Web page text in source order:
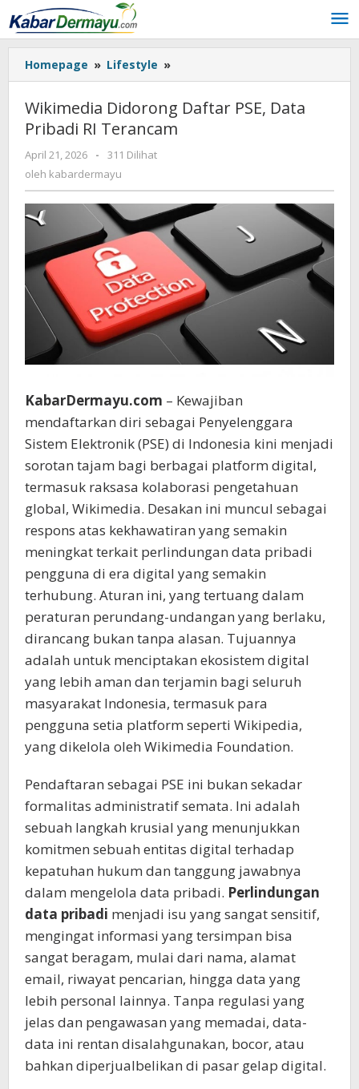
Lewati
ke
konten
Homepage » Lifestyle »
Didorong
Daftar
PSE,
Data
Wikimedia Didorong Daftar PSE, Data
Pribadi RI Terancam
April 21, 2026
oleh
kabardermayu
-
311 Dilihat
oleh kabardermayu
KabarDermayu.com – Kewajiban
mendaftarkan diri sebagai Penyelenggara
Sistem Elektronik (PSE) di Indonesia kini menjadi
sorotan tajam bagi berbagai platform digital,
termasuk raksasa kolaborasi pengetahuan
global, Wikimedia. Desakan ini muncul sebagai
respons atas kekhawatiran yang semakin
meningkat terkait perlindungan data pribadi
pengguna di era digital yang semakin
terhubung. Aturan ini, yang tertuang dalam
peraturan perundang-undangan yang berlaku,
dirancang bukan tanpa alasan. Tujuannya
adalah untuk menciptakan ekosistem digital
yang lebih aman dan terjamin bagi seluruh
masyarakat Indonesia, termasuk para
pengguna setia platform seperti Wikipedia,
yang dikelola oleh Wikimedia Foundation.
Pendaftaran sebagai PSE ini bukan sekadar
formalitas administratif semata. Ini adalah
sebuah langkah krusial yang menunjukkan
komitmen sebuah entitas digital terhadap
kepatuhan hukum dan tanggung jawabnya
dalam mengelola data pribadi. Perlindungan
data pribadi menjadi isu yang sangat sensitif,
mengingat informasi yang tersimpan bisa
sangat beragam, mulai dari nama, alamat
email, riwayat pencarian, hingga data yang
lebih personal lainnya. Tanpa regulasi yang
jelas dan pengawasan yang memadai, data-
data ini rentan disalahgunakan, bocor, atau
bahkan diperjualbelikan di pasar gelap digital.